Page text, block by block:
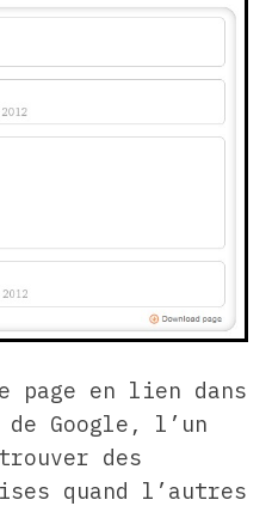
page en lien dans
Google, l’un
des
quand l’autres